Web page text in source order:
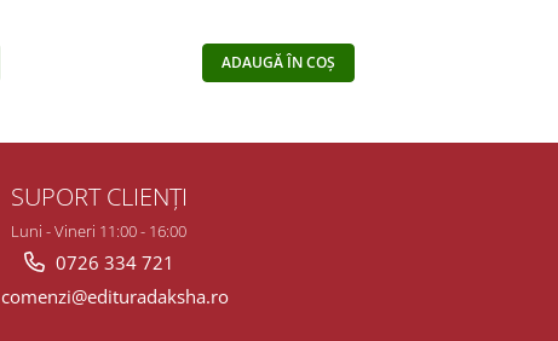
ADAUGĂ ÎN COȘ
SUPORT CLIENȚI
Luni - Vineri 11:00 - 16:00
0726 334 721
comenzi@edituradaksha.ro